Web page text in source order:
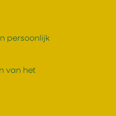
persoonlijk
van het